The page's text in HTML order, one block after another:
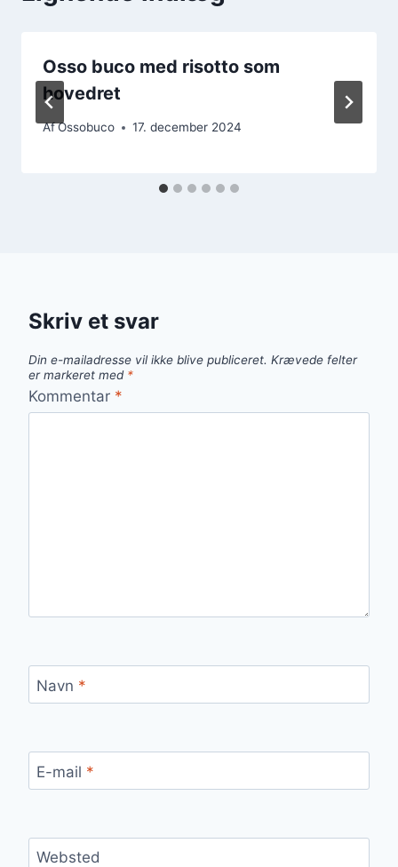
Osso buco med risotto som
hovedret
AfOssobuco 17. december 2024
Skriv et svar
Din e-mailadresse vil ikke blive publiceret. Krævede felter
er markeret med *
Kommentar *
Navn *
E-mail *
Websted